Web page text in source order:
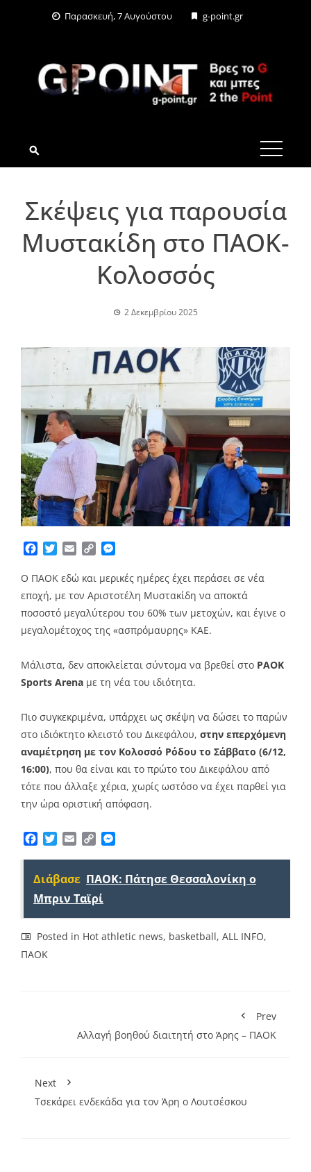
Παρασκευή, 7 Αυγούστου g-point.gr
G-POINT.GR
Σκέψεις για παρουσία
Μυστακίδη στο ΠΑΟΚ-
Κολοσσός
2 Δεκεμβρίου 2025
Facebook
TwitterEmailCopy
Ο ΠΑΟΚ εδώ και μερικές ημέρες έχει περάσει σε νέα
εποχή, με τον Αριστοτέλη Μυστακίδη να αποκτά
ποσοστό μεγαλύτερου του 60% των μετοχών, και έγινε ο
μεγαλομέτοχος της «ασπρόμαυρης» ΚΑΕ.
Μάλιστα, δεν αποκλείεται σύντομα να βρεθεί στο PAOK
Sports Arena με τη νέα του ιδιότητα.
Πιο συγκεκριμένα, υπάρχει ως σκέψη να δώσει το παρών
στο ιδιόκτητο κλειστό του Δικεφάλου, στην επερχόμενη
αναμέτρηση με τον Κολοσσό Ρόδου το Σάββατο (6/12,
16:00), που θα είναι και το πρώτο του Δικεφάλου από
τότε που άλλαξε χέρια, χωρίς ωστόσο να έχει παρθεί για
την ώρα οριστική απόφαση.
Facebook
TwitterEmailCopy
Διάβασε ΠΑΟΚ: Πάτησε Θεσσαλονίκη ο
Μπριν Ταϊρί
Posted in Hot athletic news, basketball, ALL INFO,
ΠΑΟΚ
Prev
Αλλαγή βοηθού διαιτητή στο Άρης – ΠΑΟΚ
Next
Τσεκάρει ενδεκάδα για τον Άρη ο Λουτσέσκου